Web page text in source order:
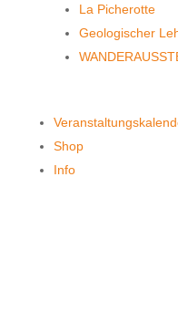
La Picherotte
Geologischer
Shop
Info